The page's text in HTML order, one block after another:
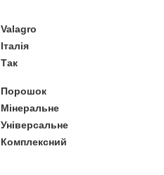
Valagro
Італія
Так
Порошок
Мінеральне
Універсальне
Комплексний